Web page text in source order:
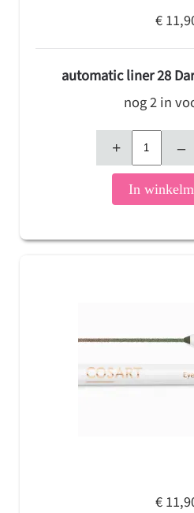
€
automatic liner 28
nog 2 in
+ –
In
€